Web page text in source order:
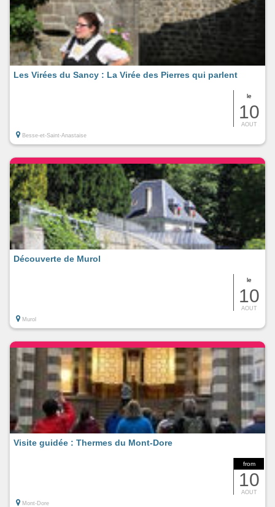
le
10
AOUT
Les Virées du Sancy : La Virée des Pierres qui parlent
Besse-et-Saint-Anastaise
le
10
AOUT
Découverte de Murol
Murol
from
10
AOUT
Visite guidée : Thermes du Mont-Dore
Mont-Dore